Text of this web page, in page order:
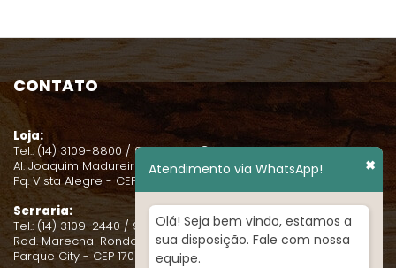
CONTATO
Loja:
Tel.: (14) 3109-8800 / 99131-0631
Al. Joaquim Madureira, 2-38
Pq. Vista Alegre - CEP 17021-080
Serraria:
Tel.: (14) 3109-2440 / 99131-0635
Rod. Marechal Rondon, Km 345
Parque City - CEP 17021-080
Atendimento via WhatsApp! ✖
Olá! Seja bem vindo, estamos a
sua disposição. Fale com nossa
equipe.